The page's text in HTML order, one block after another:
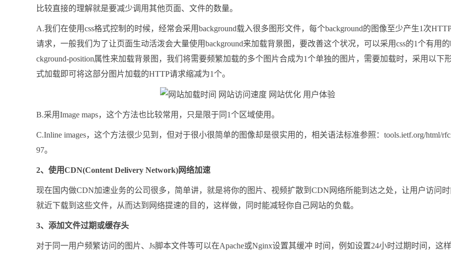
比较直接的理解就是要减少调用其他页面、文件的数量。
A.我们在使用css格式控制的时候，经常会采用background载入很多图形文件，每个background的图像至少产生1次
请求，一般我们为了让页面生动活泼会大量使用background来加载背景图，要改善这个状况，可以采用css的1个有用的
ckground-position属性来加载背景图，我们将需要频繁加载的多个图片合成为1个单独的图片，需要加载时，采用以下
式加载即可将这部分图片加载的HTTP请求缩减为1个。
B.采用Image maps，这个方法也比较常用，只是限于同1个区域使用。
C.Inline images，这个方法很少见到，但对于很小很简单的图像却是很实用的，相关语法标准参照：tools.ietf.org/html/
97。
2、使用CDN(Content Delivery Network)网络加速
现在国内做CDN加速业务的公司很多，简单讲，就是将你的图片、视频扩散到CDN网络所能到达之处，让用户访问
就近下载到这些文件，从而达到网络提速的目的，这样做，同时能减轻你自己网站的负载。
3、添加文件过期或缓存头
对于同一用户频繁访问的图片、Js脚本文件等可以在Apache或Nginx设置其缓冲 时间，例如设置24小时过期时间，这样